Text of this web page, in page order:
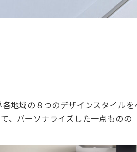
各地域の８つのデザインスタイル
、パーソナライズした一点ものの